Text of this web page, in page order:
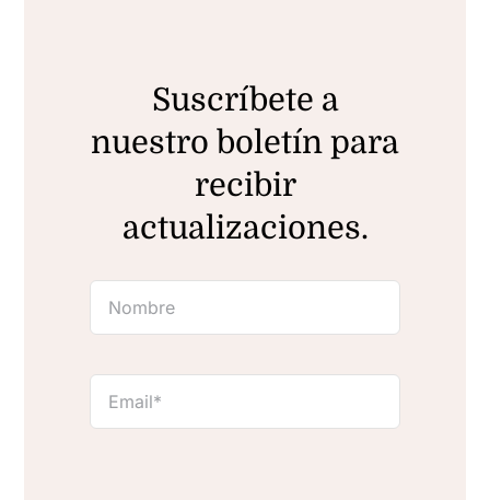
Suscríbete a
nuestro boletín para
recibir
actualizaciones.